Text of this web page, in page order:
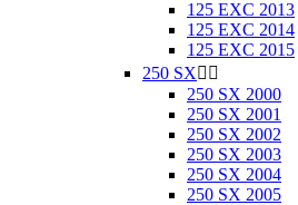
125 EXC 2013
125 EXC 2014
125 EXC 2015
250 SX 
250 SX 2000
250 SX 2001
250 SX 2002
250 SX 2003
250 SX 2004
250 SX 2005